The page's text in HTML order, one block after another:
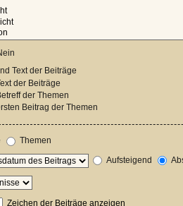
Text der Beiträge
der Beiträge
der Themen
Beitrag der Themen
Themen
Aufsteigend
Zeichen der Beiträge anzeigen